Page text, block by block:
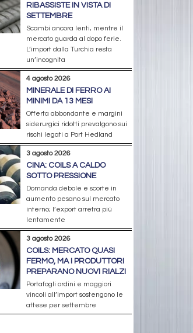
RIBASSISTE IN VISTA DI
SETTEMBRE
Scambi ancora lenti, mentre il
mercato guarda al dopo ferie.
L’import dalla Turchia resta
un’incognita
4 agosto 2026
MINERALE DI FERRO AI
MINIMI DA 13 MESI
Offerta abbondante e margini
siderurgici ridotti prevalgono sui
rischi legati a Port Hedland
3 agosto 2026
CINA: COILS A CALDO
SOTTO PRESSIONE
Domanda debole e scorte in
aumento pesano sul mercato
interno; l’export arretra più
lentamente
3 agosto 2026
COILS: MERCATO QUASI
FERMO, MA I PRODUTTORI
PREPARANO NUOVI RIALZI
Portafogli ordini e maggiori
vincoli all’import sostengono le
attese per settembre